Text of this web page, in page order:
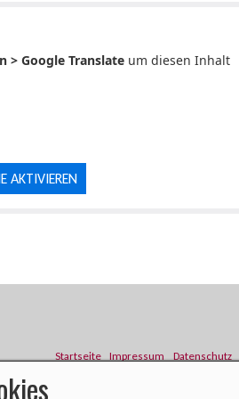
> Google Translate um diesen Inhalt
AKTIVIEREN
Startseite Impressum Datenschutz